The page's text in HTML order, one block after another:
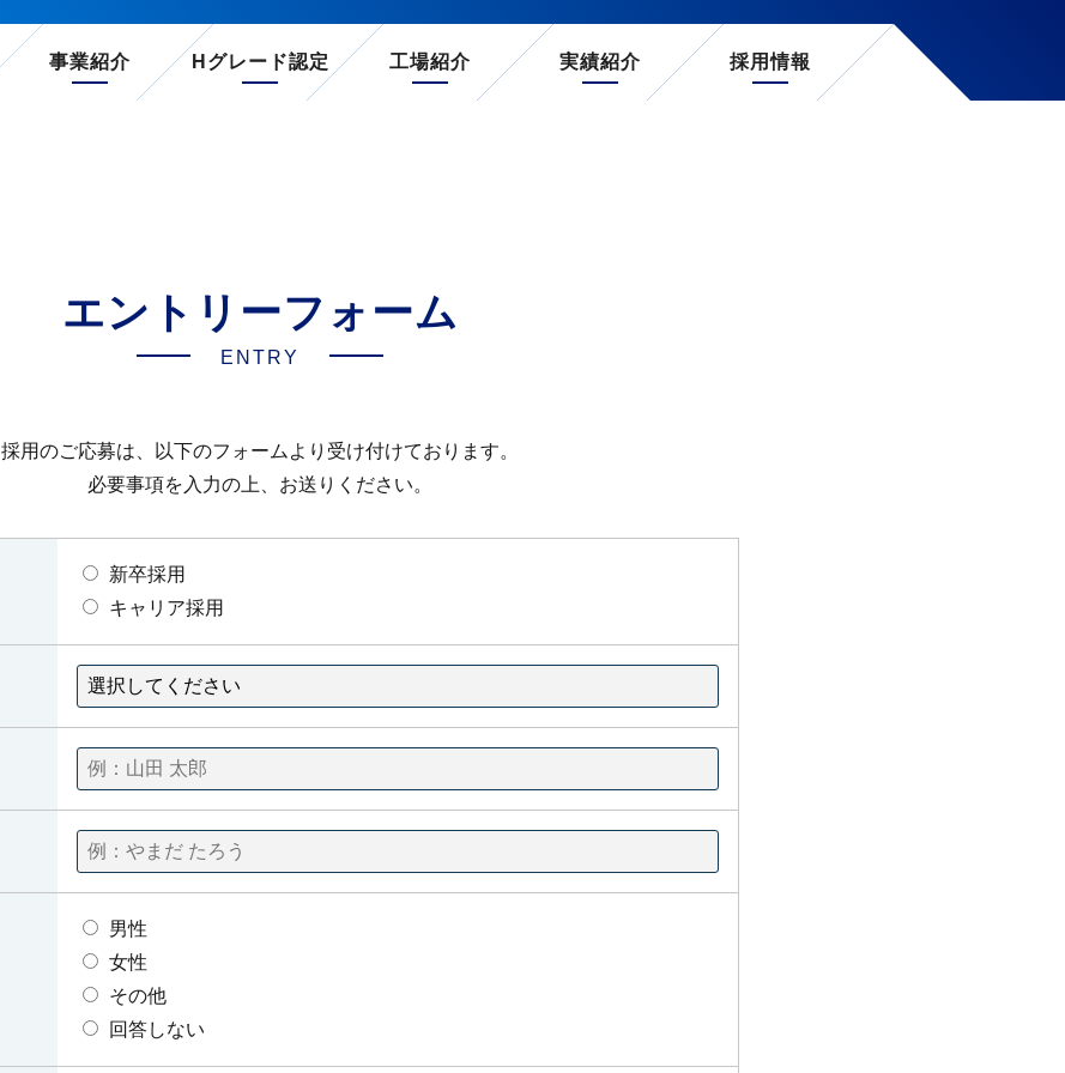
事業紹介 Hグレード認定 工場紹介 実績紹介 採用情報
エントリーフォーム
ENTRY
採用のご応募は、以下のフォームより受け付けております。
必要事項を入力の上、お送りください。
新卒採用
キャリア採用
男性
女性
その他
回答しない